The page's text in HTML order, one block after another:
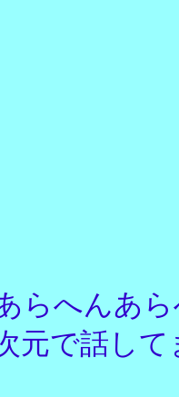
らへんあ
元で話して